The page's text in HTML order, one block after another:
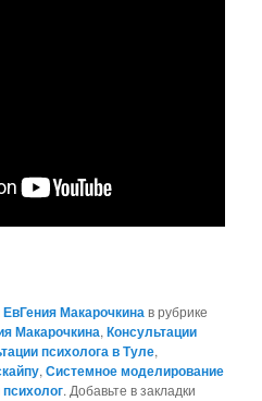
ЕвГения Макарочкина в рубрике
Макарочкина,Консультации
психолога в Туле,
,Системное моделирование
. Добавьте в закладки